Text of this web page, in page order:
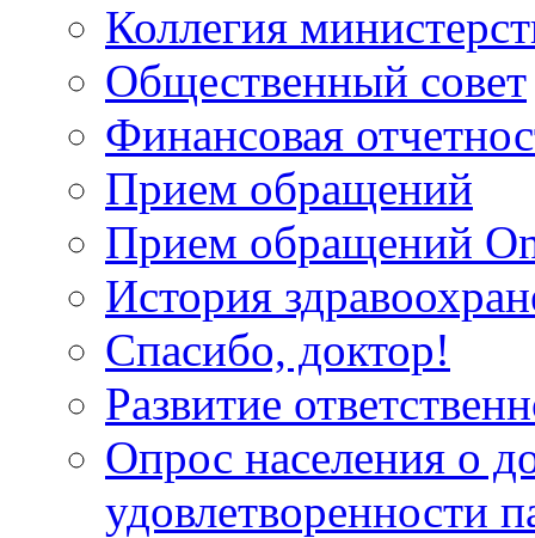
Коллегия
Общественный совет
Финансовая
Прием обращений
Прием обращений
История
Спасибо, доктор!
Развитие
Опрос населения о
удовлетворенности